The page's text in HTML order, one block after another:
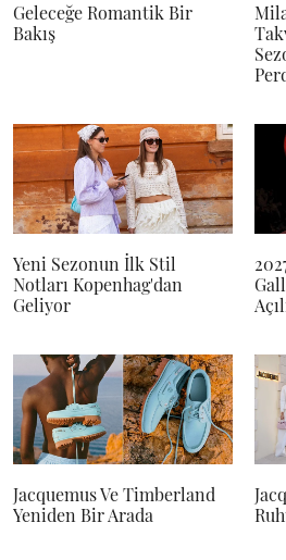
Geleceğe Romantik Bir
Bakış
Yeni Sezonun İlk Stil
Notları Kopenhag'dan
Geliyor
Jacquemus Ve Timberland
Yeniden Bir Arada